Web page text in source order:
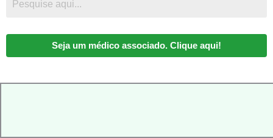
Seja um médico associado. Clique aqui!